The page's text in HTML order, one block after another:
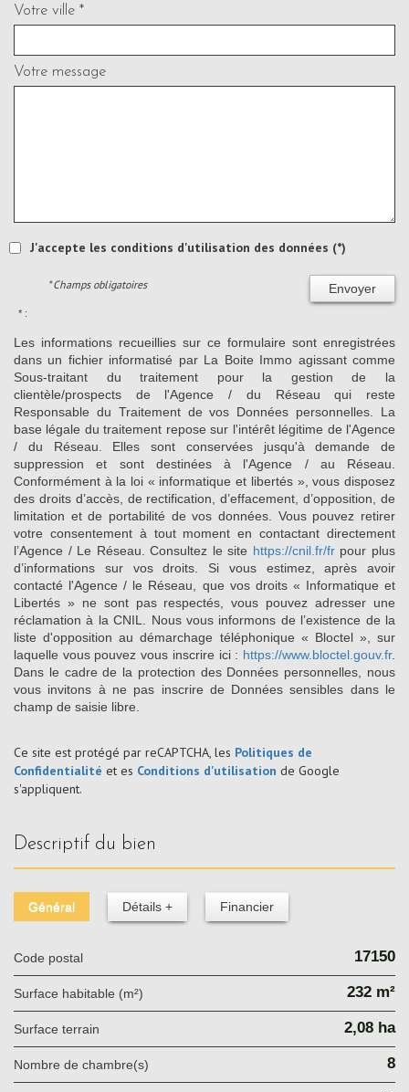
Votre ville *
Votre message
J'accepte les conditions d'utilisation des données (*)
Envoyer
* Champs obligatoires
* :
Les informations recueillies sur ce formulaire sont enregistrées
dans un fichier informatisé par La Boite Immo agissant comme
Sous-traitant du traitement pour la gestion de la
clientèle/prospects de l'Agence / du Réseau qui reste
Responsable du Traitement de vos Données personnelles. La
base légale du traitement repose sur l'intérêt légitime de l'Agence
/ du Réseau. Elles sont conservées jusqu'à demande de
suppression et sont destinées à l'Agence / au Réseau.
Conformément à la loi « informatique et libertés », vous disposez
des droits d’accès, de rectification, d’effacement, d’opposition, de
limitation et de portabilité de vos données. Vous pouvez retirer
votre consentement à tout moment en contactant directement
l’Agence / Le Réseau. Consultez le site https://cnil.fr/frpour plus
d’informations sur vos droits. Si vous estimez, après avoir
contacté l'Agence / le Réseau, que vos droits « Informatique et
Libertés » ne sont pas respectés, vous pouvez adresser une
réclamation à la CNIL. Nous vous informons de l’existence de la
liste d'opposition au démarchage téléphonique « Bloctel », sur
laquelle vous pouvez vous inscrire ici : https://www.bloctel.gouv.fr.
Dans le cadre de la protection des Données personnelles, nous
vous invitons à ne pas inscrire de Données sensibles dans le
champ de saisie libre.
Ce site est protégé par reCAPTCHA, les Politiques de
Confidentialité et es Conditions d'utilisation de Google
s'appliquent.
descriptif du bien
Général Détails + Financier
Code postal 17150
Surface habitable (m²) 232 m²
surface terrain 2,08 ha
Nombre de chambre(s) 8